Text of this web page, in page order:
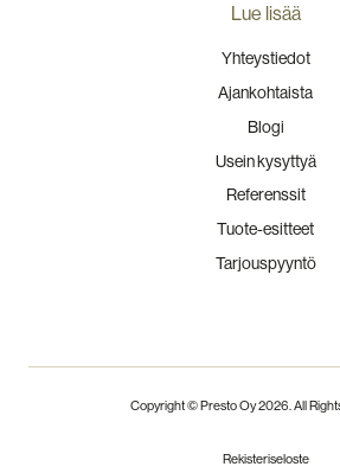
Lue lisää
Yhteystiedot
Ajankohtaista
Blogi
Usein kysyttyä
Referenssit
Tuote-esitteet
Tarjouspyyntö
Copyright © Presto Oy2026. All
Rekisteriseloste